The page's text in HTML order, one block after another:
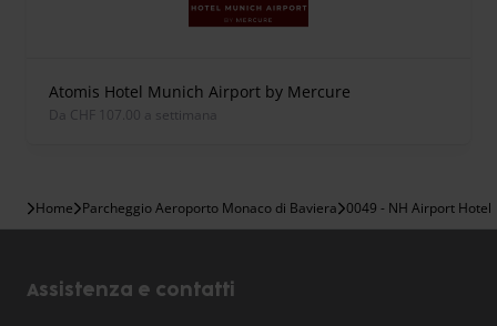
Atomis Hotel Munich Airport by Mercure
Da CHF 107.00 a settimana
Home Parcheggio Aeroporto Monaco di Baviera 0049 - NH Airport Hotel
Assistenza e contatti